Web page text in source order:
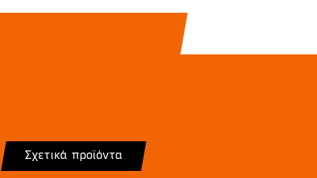
Σχετικά προϊόντα